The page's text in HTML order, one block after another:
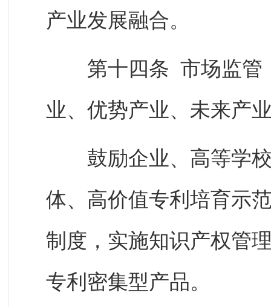
产业发展融合。
第十四条 市场监管
业、优势产业、未来产
鼓励企业、高等学校
体、高价值专利培育示
制度，实施知识产权管
专利密集型产品。